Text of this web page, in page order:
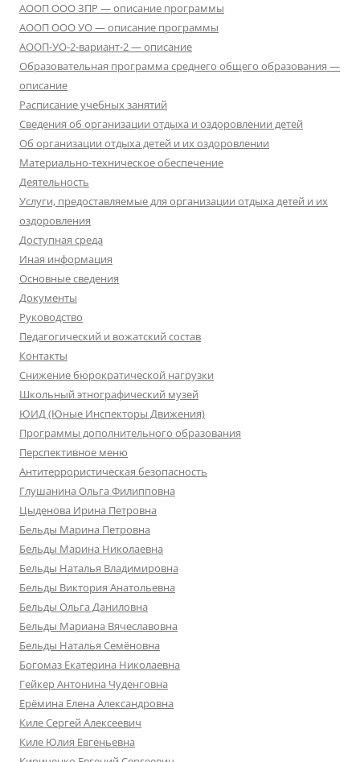
АООП ООО ЗПР — описание программы
АООП ООО УО — описание программы
АООП-УО-2-вариант-2 — описание
Образовательная программа среднего общего образования —
описание
Расписание учебных занятий
Сведения об организации отдыха и оздоровлении детей
Об организации отдыха детей и их оздоровлении
Материально-техническое обеспечение
Деятельность
Услуги, предоставляемые для организации отдыха детей и их
оздоровления
Доступная среда
Иная информация
Основные сведения
Документы
Руководство
Педагогический и вожатский состав
Контакты
Снижение бюрократической нагрузки
Школьный этнографический музей
ЮИД (Юные Инспекторы Движения)
Программы дополнительного образования
Перспективное меню
Антитеррористическая безопасность
Глушанина Ольга Филипповна
Цыденова Ирина Петровна
Бельды Марина Петровна
Бельды Марина Николаевна
Бельды Наталья Владимировна
Бельды Виктория Анатольевна
Бельды Ольга Даниловна
Бельды Мариана Вячеславовна
Бельды Наталья Семёновна
Богомаз Екатерина Николаевна
Гейкер Антонина Чуденговна
Ерёмина Елена Александровна
Киле Сергей Алексеевич
Киле Юлия Евгеньевна